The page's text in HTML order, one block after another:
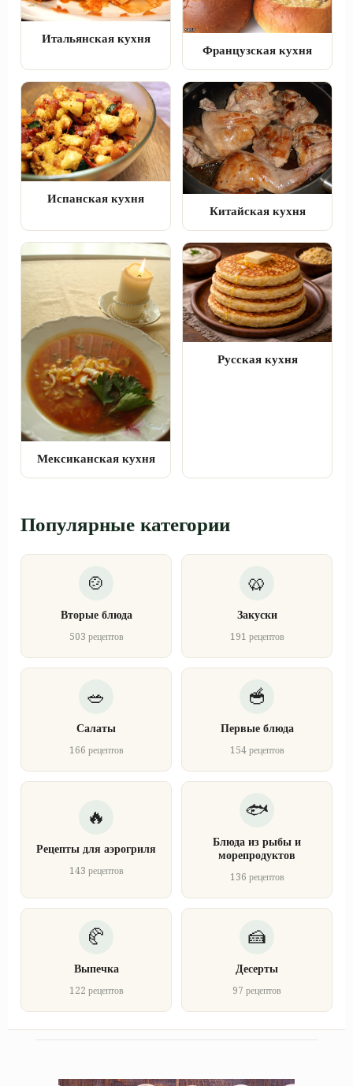
Итальянская кухня
Французская кухня
Испанская кухня
Китайская кухня
Мексиканская кухня
Русская кухня
Популярные категории
Вторые блюда
503 рецептов
Закуски
191 рецептов
Салаты
166 рецептов
Первые блюда
154 рецептов
Рецепты для аэрогриля
143 рецептов
Блюда из рыбы и
морепродуктов
136 рецептов
Выпечка
122 рецептов
Десерты
97 рецептов